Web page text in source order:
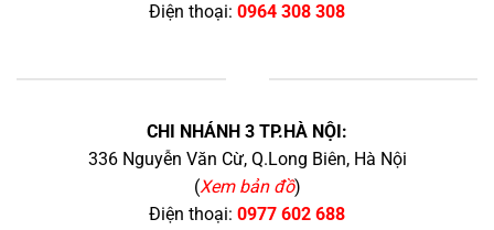
Điện thoại: 0964 308 308
CHI NHÁNH 3 TP.HÀ NỘI:
336 Nguyễn Văn Cừ, Q.Long Biên, Hà Nội
(Xem bản đồ)
Điện thoại: 0977 602 688